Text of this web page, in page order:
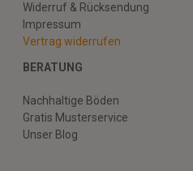
Widerruf & Rücksendung
Impressum
Vertrag widerrufen
BERATUNG
Nachhaltige Böden
Gratis Musterservice
Unser Blog